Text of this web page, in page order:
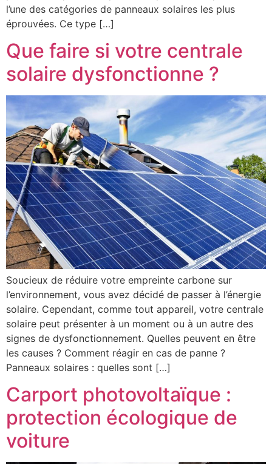
l’une des catégories de panneaux solaires les plus
éprouvées. Ce type […]
Que faire si votre centrale
solaire dysfonctionne ?
Soucieux de réduire votre empreinte carbone sur
l’environnement, vous avez décidé de passer à l’énergie
solaire. Cependant, comme tout appareil, votre centrale
solaire peut présenter à un moment ou à un autre des
signes de dysfonctionnement. Quelles peuvent en être
les causes ? Comment réagir en cas de panne ?
Panneaux solaires : quelles sont […]
Carport photovoltaïque :
protection écologique de
voiture